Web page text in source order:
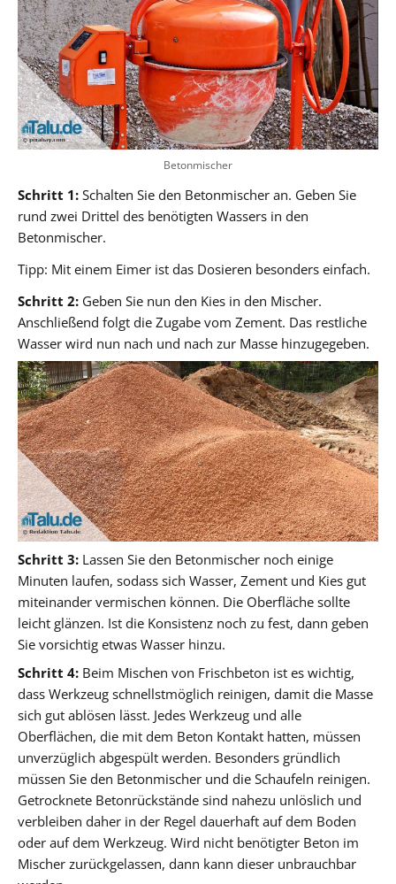
Betonmischer
Schritt 1: Schalten Sie den Betonmischer an. Geben Sie
rund zwei Drittel des benötigten Wassers in den
Betonmischer.
Tipp: Mit einem Eimer ist das Dosieren besonders einfach.
Schritt 2: Geben Sie nun den Kies in den Mischer.
Anschließend folgt die Zugabe vom Zement. Das restliche
Wasser wird nun nach und nach zur Masse hinzugegeben.
Schritt 3: Lassen Sie den Betonmischer noch einige
Minuten laufen, sodass sich Wasser, Zement und Kies gut
miteinander vermischen können. Die Oberfläche sollte
leicht glänzen. Ist die Konsistenz noch zu fest, dann geben
Sie vorsichtig etwas Wasser hinzu.
Schritt 4: Beim Mischen von Frischbeton ist es wichtig,
dass Werkzeug schnellstmöglich reinigen, damit die Masse
sich gut ablösen lässt. Jedes Werkzeug und alle
Oberflächen, die mit dem Beton Kontakt hatten, müssen
unverzüglich abgespült werden. Besonders gründlich
müssen Sie den Betonmischer und die Schaufeln reinigen.
Getrocknete Betonrückstände sind nahezu unlöslich und
verbleiben daher in der Regel dauerhaft auf dem Boden
oder auf dem Werkzeug. Wird nicht benötigter Beton im
Mischer zurückgelassen, dann kann dieser unbrauchbar